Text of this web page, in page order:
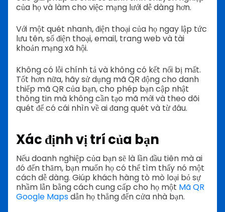
của họ và làm cho việc mạng lưới dễ dàng hơn.
Với một quét nhanh, điện thoại của họ ngay lập tức
lưu tên, số điện thoại, email, trang web và tài
khoản mạng xã hội.
Không có lỗi chính tả và không có kết nối bị mất.
Tốt hơn nữa, hãy sử dụng mã QR động cho danh
thiếp mã QR của bạn, cho phép bạn cập nhật
thông tin mà không cần tạo mã mới và theo dõi
quét để có cái nhìn về ai đang quét và từ đâu.
Xác định vị trí của bạn
Nếu doanh nghiệp của bạn sẽ là lần đầu tiên mà ai
đó đến thăm, bạn muốn họ có thể tìm thấy nó một
cách dễ dàng. Giúp khách hàng tò mò loại bỏ sự
nhầm lẫn bằng cách cung cấp cho họ một Mã QR
Google Mapsdẫn họ thẳng đến cửa nhà bạn.